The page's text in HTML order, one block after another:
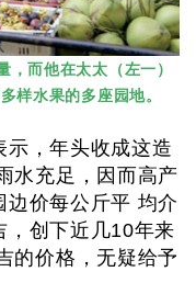
，而他在太太（左一）
样水果的多座园地。
示，年头收成这造
水充足，因而高产
价每公斤平 均介
，创下近几10年来
的价格，无疑给予